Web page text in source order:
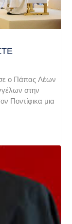
ο Πάπας Λέων
στην
Ποντίφικα μια